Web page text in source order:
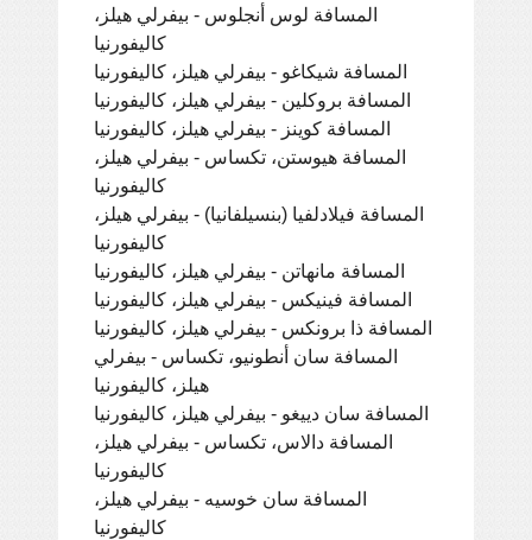
المسافة لوس أنجلوس - بيفرلي هيلز،
كاليفورنيا
المسافة شيكاغو - بيفرلي هيلز، كاليفورنيا
المسافة بروكلين - بيفرلي هيلز، كاليفورنيا
المسافة كوينز - بيفرلي هيلز، كاليفورنيا
المسافة هيوستن، تكساس - بيفرلي هيلز،
كاليفورنيا
المسافة فيلادلفيا (بنسيلفانيا) - بيفرلي هيلز،
كاليفورنيا
المسافة مانهاتن - بيفرلي هيلز، كاليفورنيا
المسافة فينيكس - بيفرلي هيلز، كاليفورنيا
المسافة ذا برونكس - بيفرلي هيلز، كاليفورنيا
المسافة سان أنطونيو، تكساس - بيفرلي
هيلز، كاليفورنيا
المسافة سان دييغو - بيفرلي هيلز، كاليفورنيا
المسافة دالاس، تكساس - بيفرلي هيلز،
كاليفورنيا
المسافة سان خوسيه - بيفرلي هيلز،
كاليفورنيا